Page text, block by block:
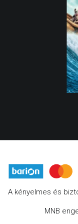
A kényelmes és
MNB